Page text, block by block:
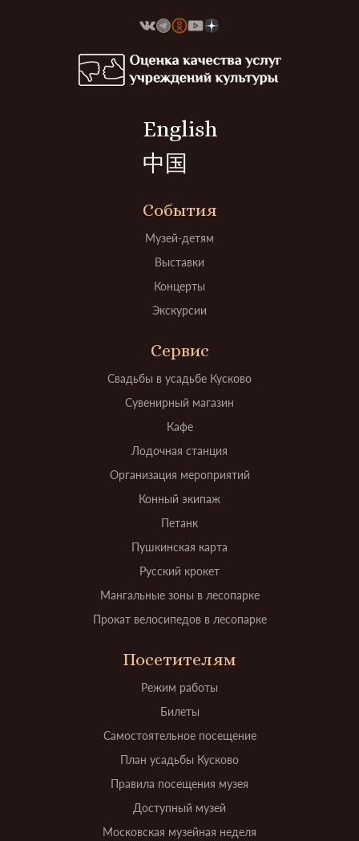
English
中国
События
Музей-детям
Выставки
Концерты
Экскурсии
Сервис
Свадьбы в усадьбе Кусково
Сувенирный магазин
Кафе
Лодочная станция
Организация мероприятий
Конный экипаж
Петанк
Пушкинская карта
Русский крокет
Мангальные зоны в лесопарке
Прокат велосипедов в лесопарке
Посетителям
Режим работы
Билеты
Самостоятельное посещение
План усадьбы Кусково
Правила посещения музея
Доступный музей
Московская музейная неделя